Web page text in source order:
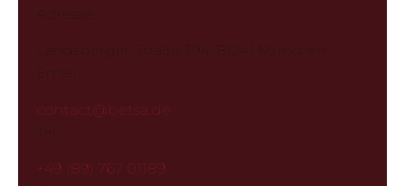
Adresse:
Landsberger Straße 394, 81241 München
Email:
contact@betsa.de
Tel:
+49 (89) 767 01189